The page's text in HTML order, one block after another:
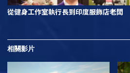
從健身工作室執行長到印度服飾店老闆
相關影片